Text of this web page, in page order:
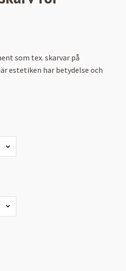
som tex. skarvar på
estetiken har betydelse och